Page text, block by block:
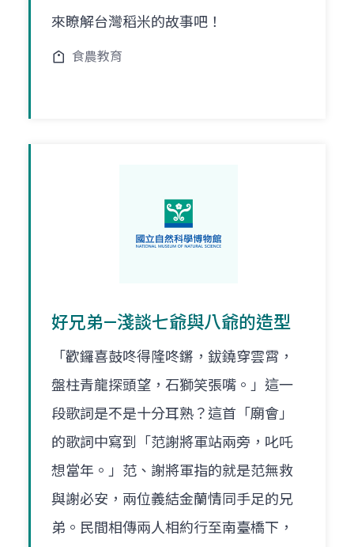
來瞭解台灣稻米的故事吧！
食農教育
好兄弟—淺談七爺與八爺的造型
「歡鑼喜鼓咚得隆咚鏘，鈸鐃穿雲霄，
盤柱青龍探頭望，石獅笑張嘴。」這一
段歌詞是不是十分耳熟？這首「廟會」
的歌詞中寫到「范謝將軍站兩旁，叱吒
想當年。」范、謝將軍指的就是范無救
與謝必安，兩位義結金蘭情同手足的兄
弟。民間相傳兩人相約行至南臺橋下，